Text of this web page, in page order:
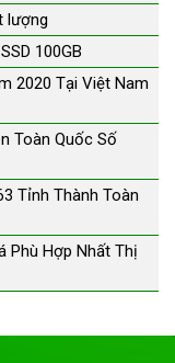
lượng
100GB
2020 Tại Việt Nam
Toàn Quốc Số
Tỉnh Thành Toàn
Phù Hợp Nhất Thị